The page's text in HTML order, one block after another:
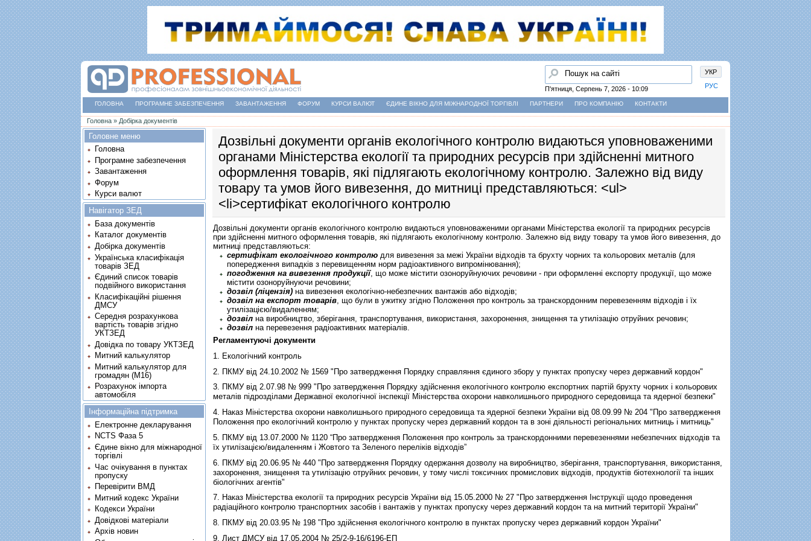
УКР
РУС
Пошук
П'ятниця, Серпень 7, 2026 - 10:09
ГОЛОВНА ПРОГРАМНЕ ЗАБЕЗПЕЧЕННЯ ЗАВАНТАЖЕННЯ ФОРУМ КУРСИ ВАЛЮТ ЄДИНЕ ВІКНО ДЛЯ МІЖНАРОДНОЇ ТОРГІВЛІ ПАРТНЕРИ ПРО КОМПАНІЮ КОНТАКТИ
Ви є тут
Головна » Добірка документів
Дозвільні документи органів екологічного контролю видаються уповноваженими
органами Міністерства екології та природних ресурсів при здійсненні митного
оформлення товарів, які підлягають екологічному контролю. Залежно від виду
товару та умов його вивезення, до митниці представляються: <ul>
<li>сертифiкат екологічного контролю
Дозвільні документи органів екологічного контролю видаються уповноваженими органами Міністерства екології та природних ресурсів
при здійсненні митного оформлення товарів, які підлягають екологічному контролю. Залежно від виду товару та умов його вивезення, до
митниці представляються:
сертифiкат екологічного контролю для вивезення за межi України відходів та брухту чорних та кольорових металів (для
попередження випадкiв з перевищенням норм радiоактивного випромінювання);
погодження на вивезення продукції, що може містити озоноруйнуючих речовини - при оформленні експорту продукції, що може
містити озоноруйнуючи речовини;
дозвiл (ліцензія) на вивезення екологiчно-небезпечних вантажів або відходів;
дозвіл на експорт товарів , що були в ужитку згідно Положення про контроль за транскордонним перевезенням відходів i їх
утилiзацiєю/видаленням;
дозвіл на виробництво, зберігання, транспортування, використання, захоронення, знищення та утилізацію отруйних речовин;
дозвіл на перевезення радіоактивних матеріалів.
Регламентуючі документи
1.
Екологічний контроль
2. ПКМУ від 24.10.2002 № 1569 "Про затвердження Порядку справляння єдиного збору у пунктах пропуску через державний кордон"
3. ПКМУ від 2.07.98 № 999 "Про затвердження Порядку здійснення екологічного контролю експортних партій брухту чорних i кольорових
металів підрозділами Державної екологічної iнспекцiї Міністерства охорони навколишнього природного середовища та ядерної безпеки"
4. Наказ Міністерства охорони навколишнього природного середовища та ядерної безпеки України від 08.09.99 № 204 "Про затвердження
Положення про екологічний контролю у пунктах пропуску через державний кордон та в зоні діяльності регіональних митниць i митниць"
5.
ПКМУ від 13.07.2000 № 1120 “Про затвердження Положення про контроль за транскордонними перевезеннями небезпечних вiдходiв та
їх утилiзацiєю/видаленням i Жовтого та Зеленого перелiкiв вiдходiв”
6. ПКМУ від 20.06.95 № 440 "Про затвердження Порядку одержання дозволу на виробництво, зберігання, транспортування, використання,
захоронення, знищення та утилізацію отруйних речовин, у тому числі токсичних промислових відходів, продуктів біотехнології та інших
біологічних агентів"
7. Наказ Міністерства екології та природних ресурсів України від 15.05.2000 № 27 "Про затвердження Інструкції щодо проведення
радіаційного контролю транспортних засобів i вантажів у пунктах пропуску через державний кордон та на митний території України"
8. ПКМУ від 20.03.95 № 198 "Про здійснення екологічного контролю в пунктах пропуску через державний кордон України"
9. Лист ДМСУ від 17.05.2004 № 25/2-9-16/6196-ЕП
Головне меню
Головна
Програмне забезпечення
Завантаження
Форум
Курси валют
Навігатор ЗЕД
База документів
Каталог документів
Добірка документів
Українська класифікація
товарів ЗЕД
Єдиний список товарів
подвійного використання
Класифікаційні рішення
ДМСУ
Середня розрахункова
вартість товарів згідно
УКТЗЕД
Довідка по товару УКТЗЕД
Митний калькулятор
Митний калькулятор для
громадян (М16)
Розрахунок імпорта
автомобіля
Інформаційна підтримка
Електронне декларування
NCTS Фаза 5
Єдине вікно для міжнародної
торгівлі
Час очікування в пунктах
пропуску
Перевірити ВМД
Митний кодекс України
Кодекси України
Довідкові матеріали
Архів новин